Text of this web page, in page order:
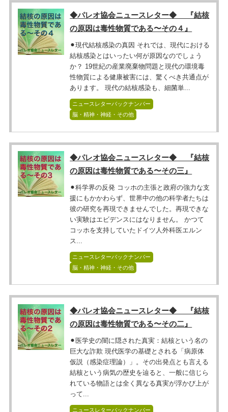
◆パレオ協会ニュースレター◆ 『結核
の原因は毒性物質である〜その４』
⚫︎現代結核感染の真因 それでは、現代における
結核感染とはいったい何が原因なのでしょう
か？ 19世紀の産業廃棄物問題と現代の環境毒
性物質による健康被害には、驚くべき共通点が
あります。 現代の結核感染も、細菌単...
ニュースレターバックナンバー
脳・精神・神経・その他
◆パレオ協会ニュースレター◆ 『結核
の原因は毒性物質である〜その三』
⚫︎科学界の反発 コッホの主張と政府の強力な支
援にもかかわらず、世界中の他の科学者たちは
彼の研究を再現できませんでした。再現できな
い実験はエビデンスにはなりません。 かつて
コッホを支持していたドイツ人外科医エルン
ス...
ニュースレターバックナンバー
脳・精神・神経・その他
◆パレオ協会ニュースレター◆ 『結核
の原因は毒性物質である〜その二』
⚫︎医学史の闇に隠された真実：結核という名の
巨大な詐欺 現代医学の基礎とされる「病原体
仮説（感染症理論）」。その出発点とも言える
結核という病気の歴史を辿ると、一般に信じら
れている物語とは全く異なる真実が浮かび上が
って...
ニュースレターバックナンバー